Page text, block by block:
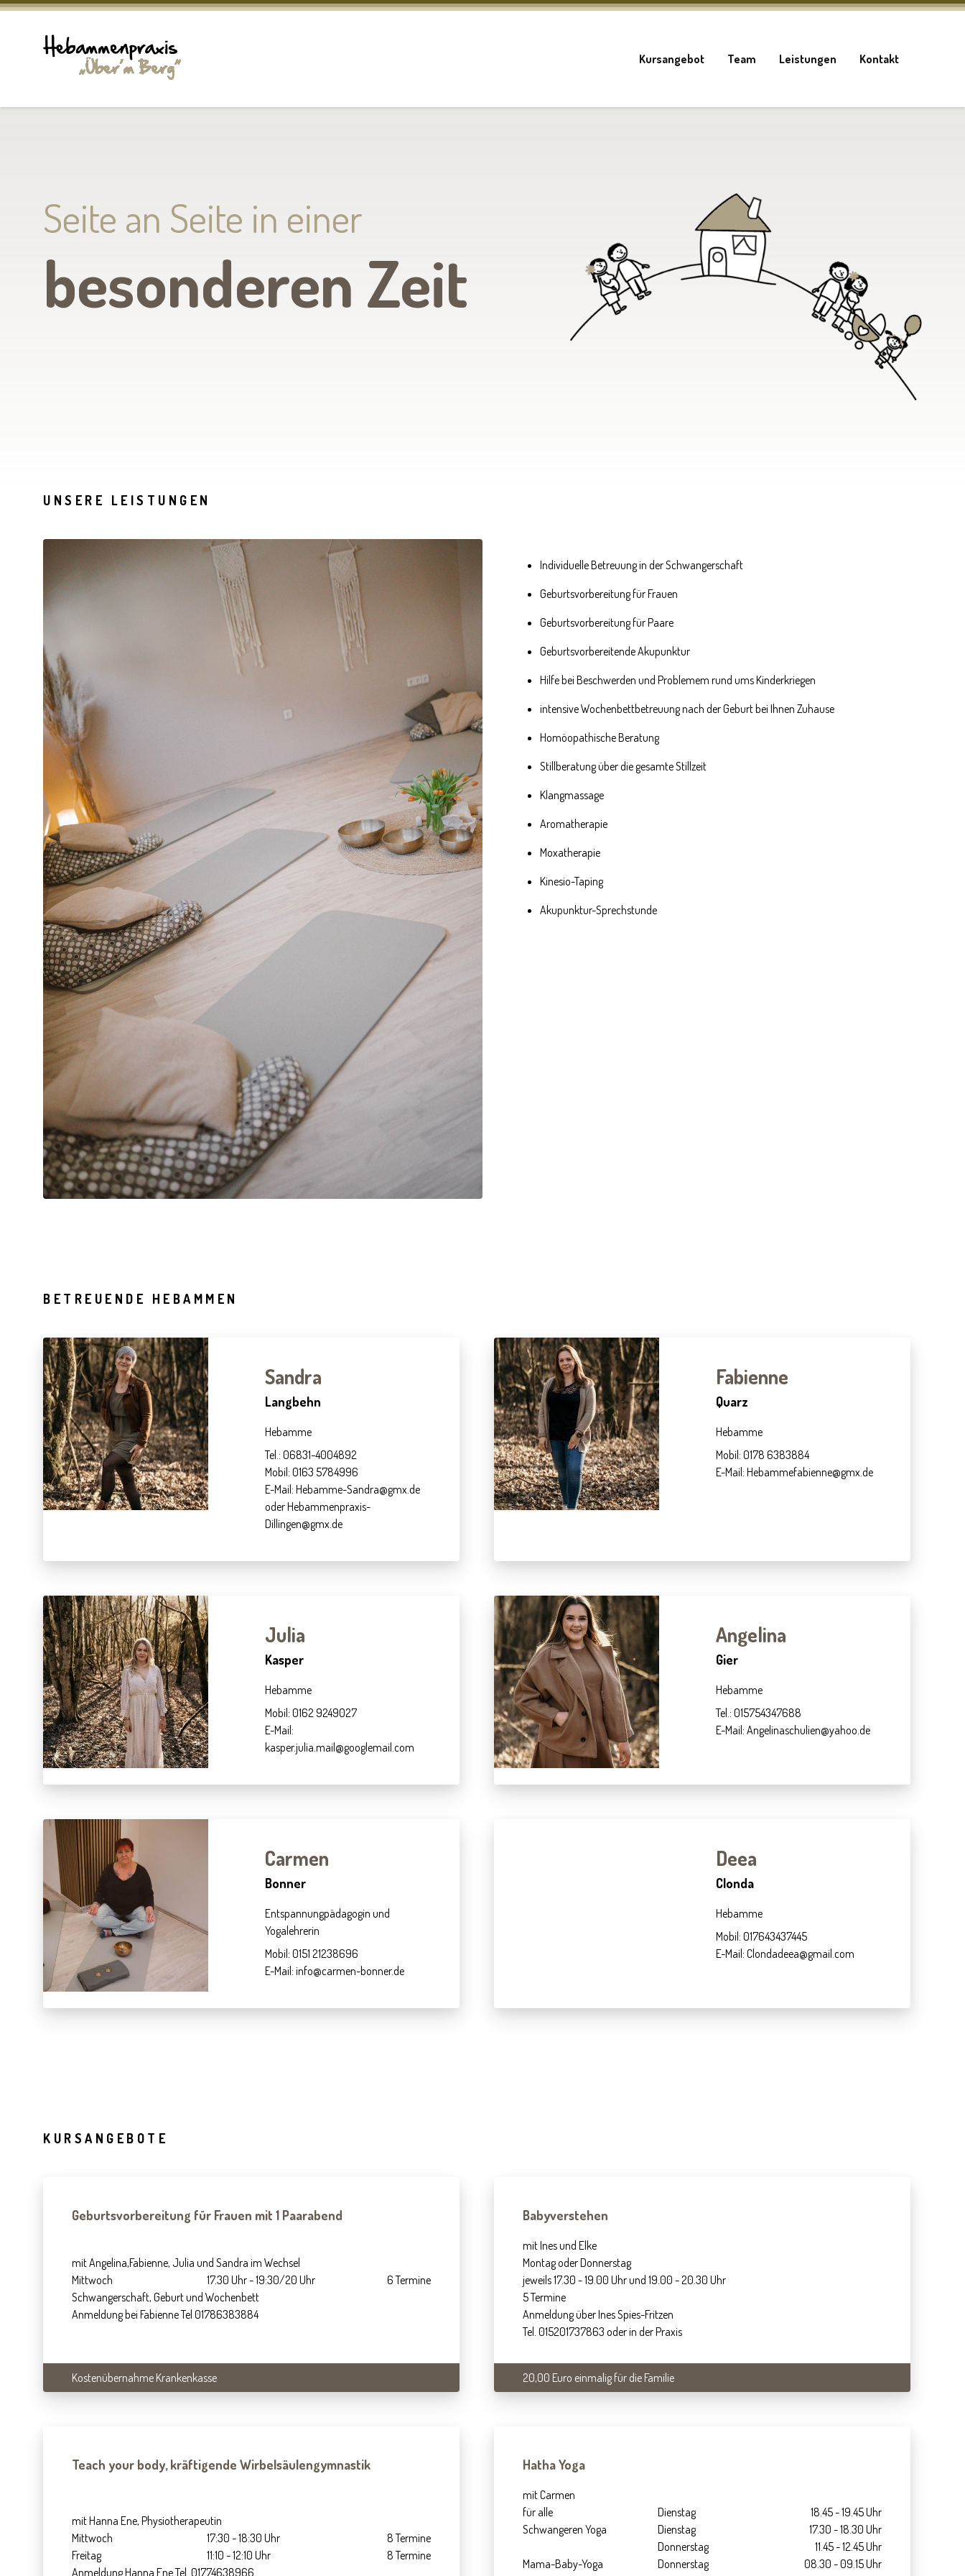
Kursangebot Team Leistungen Kontakt
Seite an Seite in einer
besonderen Zeit
UNSERE LEISTUNGEN
Individuelle Betreuung in der Schwangerschaft
Geburtsvorbereitung für Frauen
Geburtsvorbereitung für Paare
Geburtsvorbereitende Akupunktur
Hilfe bei Beschwerden und Problemem rund ums Kinderkriegen
intensive Wochenbettbetreuung nach der Geburt bei Ihnen Zuhause
Homöopathische Beratung
Stillberatung über die gesamte Stillzeit
Klangmassage
Aromatherapie
Moxatherapie
Kinesio-Taping
Akupunktur-Sprechstunde
BETREUENDE HEBAMMEN
Sandra
Langbehn
Hebamme
Tel.: 06831-4004892
Mobil: 0163 5784996
E-Mail: Hebamme-Sandra@gmx.de
oder Hebammenpraxis-
Dillingen@gmx.de
Fabienne
Quarz
Hebamme
Mobil: 0178 6383884
E-Mail: Hebammefabienne@gmx.de
Julia
Kasper
Hebamme
Mobil: 0162 9249027
E-Mail:
kasper.julia.mail@googlemail.com
Angelina
Gier
Hebamme
Tel.: 015754347688
E-Mail: Angelinaschulien@yahoo.de
Carmen
Bonner
Entspannungpädagogin und
Yogalehrerin
Mobil: 0151 21238696
E-Mail: info@carmen-bonner.de
Deea
Clonda
Hebamme
Mobil: 017643437445
E-Mail: Clondadeea@gmail.com
KURSANGEBOTE
Geburtsvorbereitung für Frauen mit 1 Paarabend
mit Angelina,Fabienne, Julia und Sandra im Wechsel
Mittwoch
17.30 Uhr - 19:30/20 Uhr
6 Termine
Schwangerschaft, Geburt und Wochenbett
Anmeldung bei Fabienne Tel 01786383884
Kostenübernahme Krankenkasse
Babyverstehen
mit Ines und Elke
Montag oder Donnerstag
jeweils 17.30 - 19.00 Uhr und 19.00 - 20.30 Uhr
5 Termine
Anmeldung über Ines Spies-Fritzen
Tel. 015201737863 oder in der Praxis
20,00 Euro einmalig für die Familie
Teach your body, kräftigende Wirbelsäulengymnastik
mit Hanna Ene, Physiotherapeutin
Mittwoch
17:30 - 18:30 Uhr
8 Termine
Freitag
11:10 - 12:10 Uhr
8 Termine
Anmeldung Hanna Ene Tel. 01774638966
Hatha Yoga
mit Carmen
für alle
Dienstag
18.45 - 19.45 Uhr
Schwangeren Yoga
Dienstag
Donnerstag
17.30 - 18.30 Uhr
11.45 - 12.45 Uhr
Mama-Baby-Yoga
Donnerstag
08.30 - 09.15 Uhr